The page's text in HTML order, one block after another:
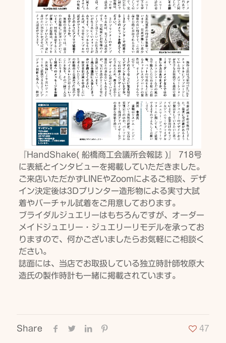
『HandShake( 船橋商工会議所会報誌 )』 718号
に表紙とインタビューを掲載していただきました。
ご来店いただかずLINEやZoomによるご相談、 デザ
イン決定後は3Dプリンター造形物による実寸大試
着やバーチャル試着をご用意しております。
ブライダルジュエリーはもちろんですが、 オーダー
メイドジュエリー・ ジュエリーリモデルを承ってお
りますので、 何かございましたらお気軽にご相談く
ださい。
誌面には、当店でお取扱している独立時計師牧原大
造氏の製作時計も一緒に掲載されています。
Share 47